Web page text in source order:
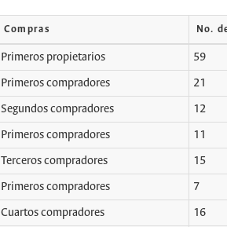
Compras No.
Primeros propietarios 59
Primeros compradores 21
Segundos compradores 12
Primeros compradores 11
Terceros compradores 15
Primeros compradores 7
Cuartos compradores 16